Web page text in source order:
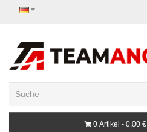
0 Artikel - 0,00 €